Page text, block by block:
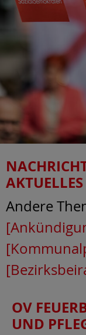
AKTUELLES
Andere
OV
UND